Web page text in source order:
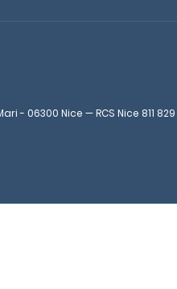
- 06300 Nice — RCS Nice 811